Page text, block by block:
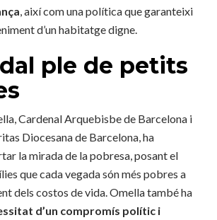
, així com una política que garanteixi
d’un habitatge digne.
ple de petits
Cardenal Arquebisbe de Barcelona i
Diocesana de Barcelona, ha
la mirada de la pobresa, posant el
que cada vegada són més pobres a
dels costos de vida. Omella també ha
d’un compromís polític i